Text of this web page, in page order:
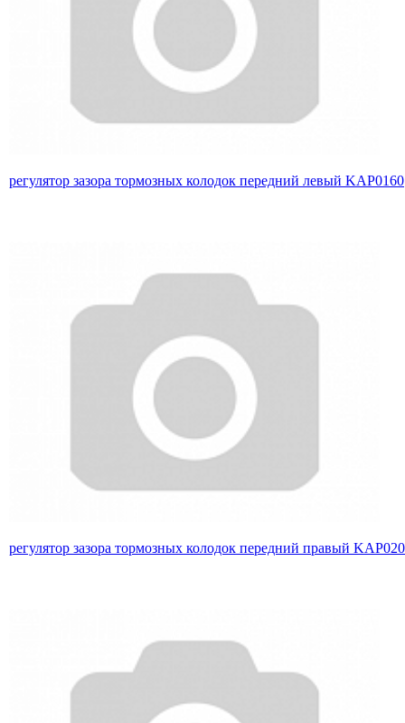
регулятор зазора тормозных колодок передний левый KAP0160
регулятор зазора тормозных колодок передний правый